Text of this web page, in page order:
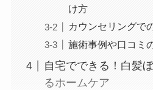
け方
カウンセリングで
施術事例や口コミ
自宅でできる！白髪
るホームケア